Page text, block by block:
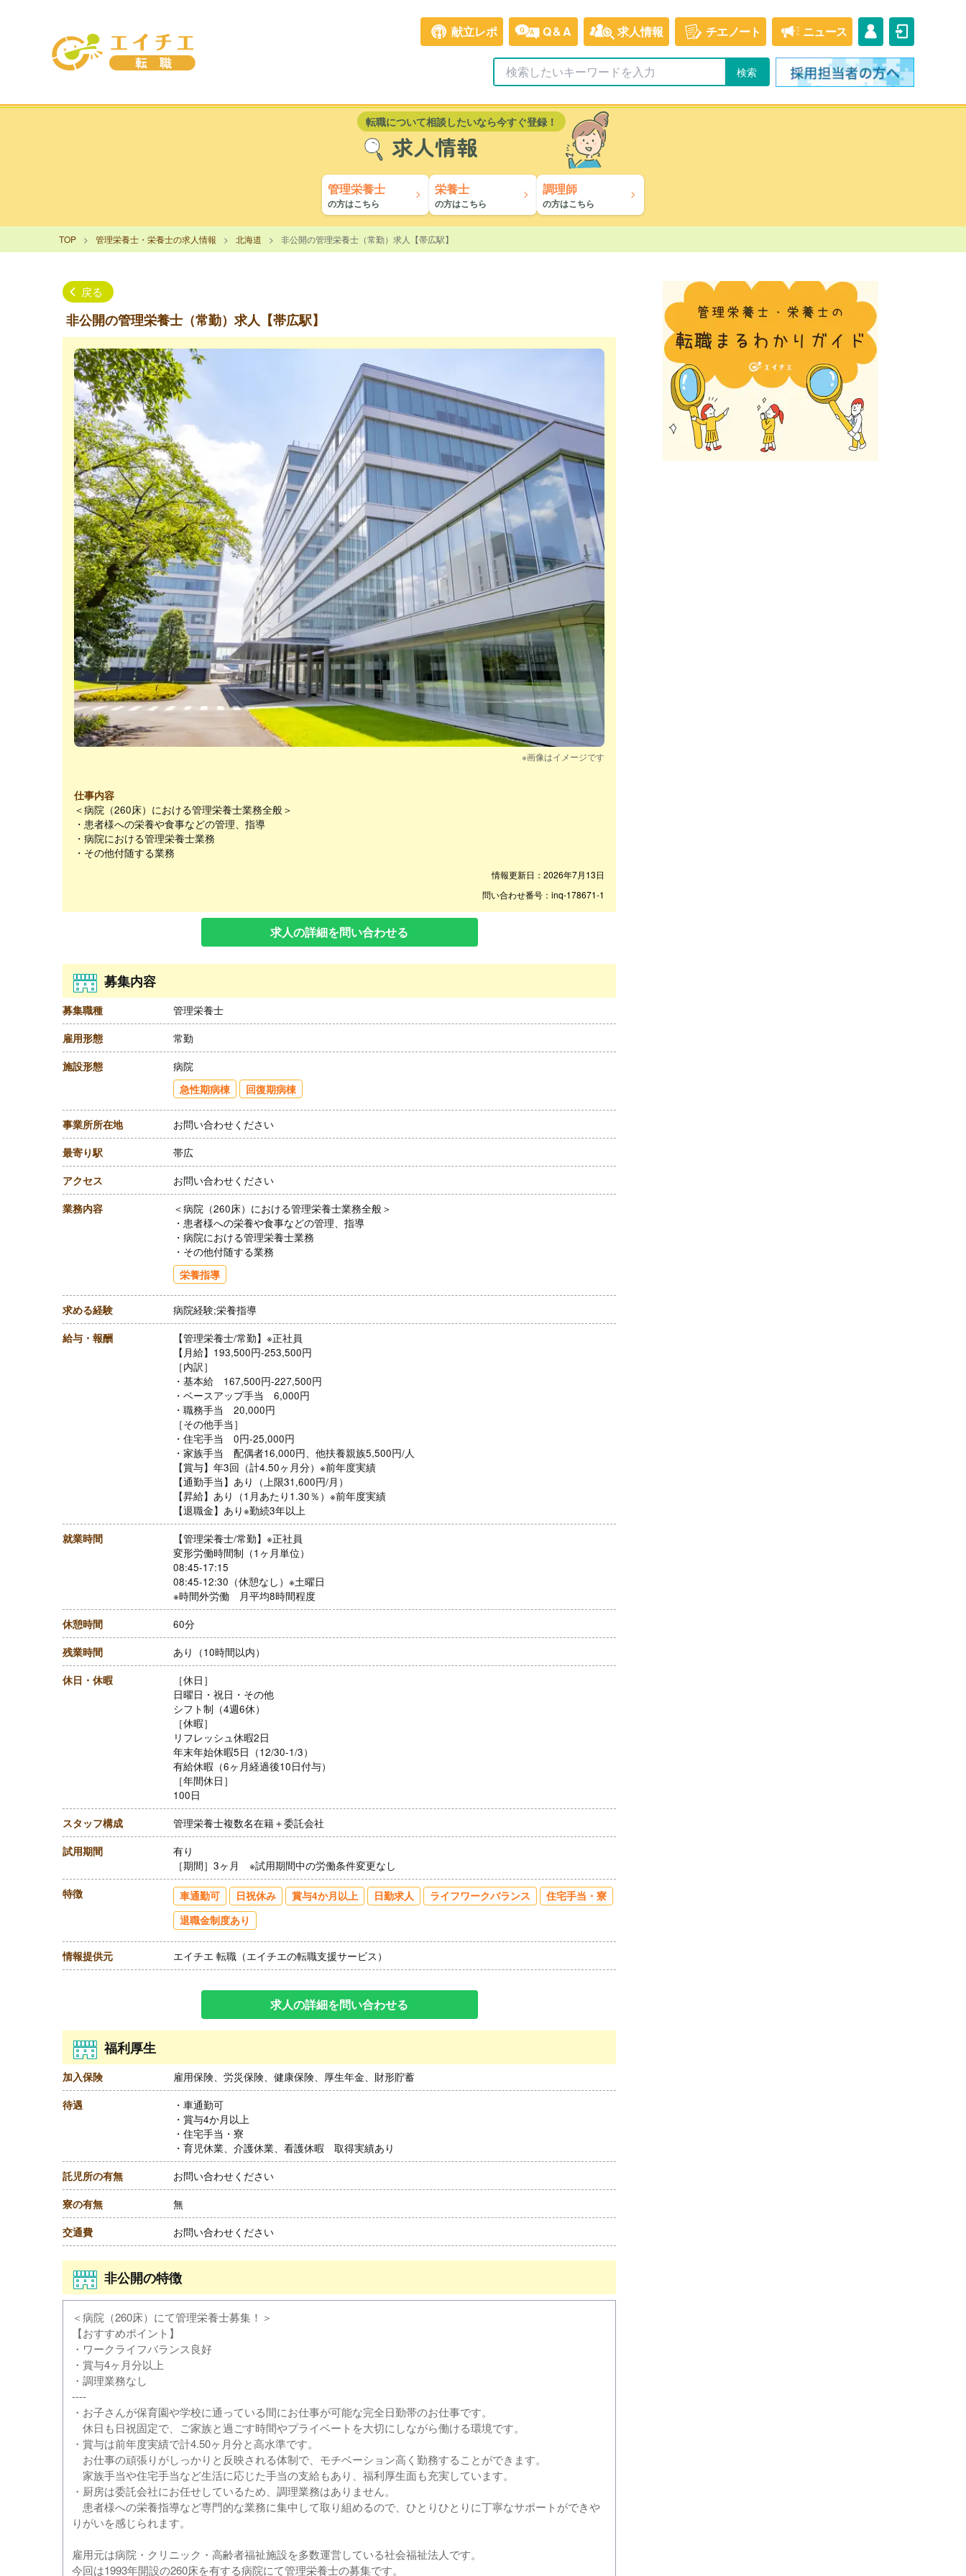
献立レポ Q&A 求人情報 チエノート ニュース
転職について相談したいなら今すぐ登録！
求人情報
管理栄養士
の方はこちら
栄養士
の方はこちら
調理師
の方はこちら
TOP 管理栄養士・栄養士の求人情報 北海道 非公開の管理栄養士（常勤）求人【帯広駅】
戻る
非公開の管理栄養士（常勤）求人【帯広駅】
※画像はイメージです
仕事内容
＜病院（260床）における管理栄養士業務全般＞
・患者様への栄養や食事などの管理、指導
・病院における管理栄養士業務
・その他付随する業務
情報更新日：2026年7月13日
問い合わせ番号：inq-178671-1
求人の詳細を問い合わせる
募集内容
募集職種 管理栄養士
雇用形態 常勤
施設形態 病院
急性期病棟 回復期病棟
事業所所在地 お問い合わせください
最寄り駅 帯広
アクセス お問い合わせください
業務内容
＜病院（260床）における管理栄養士業務全般＞
・患者様への栄養や食事などの管理、指導
・病院における管理栄養士業務
・その他付随する業務
栄養指導
求める経験 病院経験;栄養指導
給与・報酬
【管理栄養士/常勤】※正社員
【月給】193,500円-253,500円
［内訳］
・基本給 167,500円-227,500円
・ベースアップ手当 6,000円
・職務手当 20,000円
［その他手当］
・住宅手当 0円-25,000円
・家族手当 配偶者16,000円、他扶養親族5,500円/人
【賞与】年3回（計4.50ヶ月分）※前年度実績
【通勤手当】あり（上限31,600円/月）
【昇給】あり（1月あたり1.30％）※前年度実績
【退職金】あり※勤続3年以上
就業時間
【管理栄養士/常勤】※正社員
変形労働時間制（1ヶ月単位）
08:45-17:15
08:45-12:30（休憩なし）※土曜日
※時間外労働 月平均8時間程度
休憩時間 60分
残業時間 あり（10時間以内）
休日・休暇
［休日］
日曜日・祝日・その他
シフト制（4週6休）
［休暇］
リフレッシュ休暇2日
年末年始休暇5日（12/30-1/3）
有給休暇（6ヶ月経過後10日付与）
［年間休日］
100日
スタッフ構成 管理栄養士複数名在籍＋委託会社
試用期間
有り
［期間］3ヶ月 ※試用期間中の労働条件変更なし
特徴 車通勤可 日祝休み 賞与4か月以上 日勤求人 ライフワークバランス
住宅手当・寮
退職金制度あり
情報提供元 エイチエ 転職（エイチエの転職支援サービス）
求人の詳細を問い合わせる
福利厚生
加入保険 雇用保険、労災保険、健康保険、厚生年金、財形貯蓄
待遇
・車通勤可
・賞与4か月以上
・住宅手当・寮
・育児休業、介護休業、看護休暇 取得実績あり
託児所の有無 お問い合わせください
寮の有無 無
交通費 お問い合わせください
非公開の特徴
＜病院（260床）にて管理栄養士募集！＞
【おすすめポイント】
・ワークライフバランス良好
・賞与4ヶ月分以上
・調理業務なし
----
・お子さんが保育園や学校に通っている間にお仕事が可能な完全日勤帯のお仕事です。
休日も日祝固定で、ご家族と過ごす時間やプライベートを大切にしながら働ける環境です。
・賞与は前年度実績で計4.50ヶ月分と高水準です。
お仕事の頑張りがしっかりと反映される体制で、モチベーション高く勤務することができます。
家族手当や住宅手当など生活に応じた手当の支給もあり、福利厚生面も充実しています。
・厨房は委託会社にお任せしているため、調理業務はありません。
患者様への栄養指導など専門的な業務に集中して取り組めるので、ひとりひとりに丁寧なサポートができや
りがいを感じられます。
雇用元は病院・クリニック・高齢者福祉施設を多数運営している社会福祉法人です。
今回は1993年開設の260床を有する病院にて管理栄養士の募集です。